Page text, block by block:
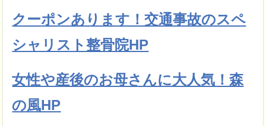
クーポンあります！交通事故のスペ
シャリスト整骨院HP
女性や産後のお母さんに大人気！森
の風HP